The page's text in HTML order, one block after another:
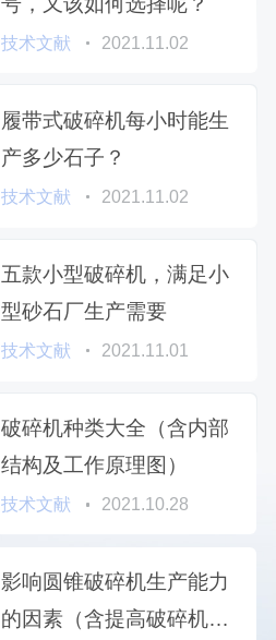
技术文献 2021.11.02
履带式破碎机每小时能生
产多少石子？
技术文献 2021.11.02
五款小型破碎机，满足小
型砂石厂生产需要
技术文献 2021.11.01
破碎机种类大全（含内部
结构及工作原理图）
技术文献 2021.10.28
影响圆锥破碎机生产能力
的因素（含提高破碎机产